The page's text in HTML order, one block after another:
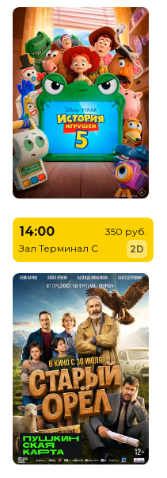
14:00
Зал Терминал C
350 руб.
2D